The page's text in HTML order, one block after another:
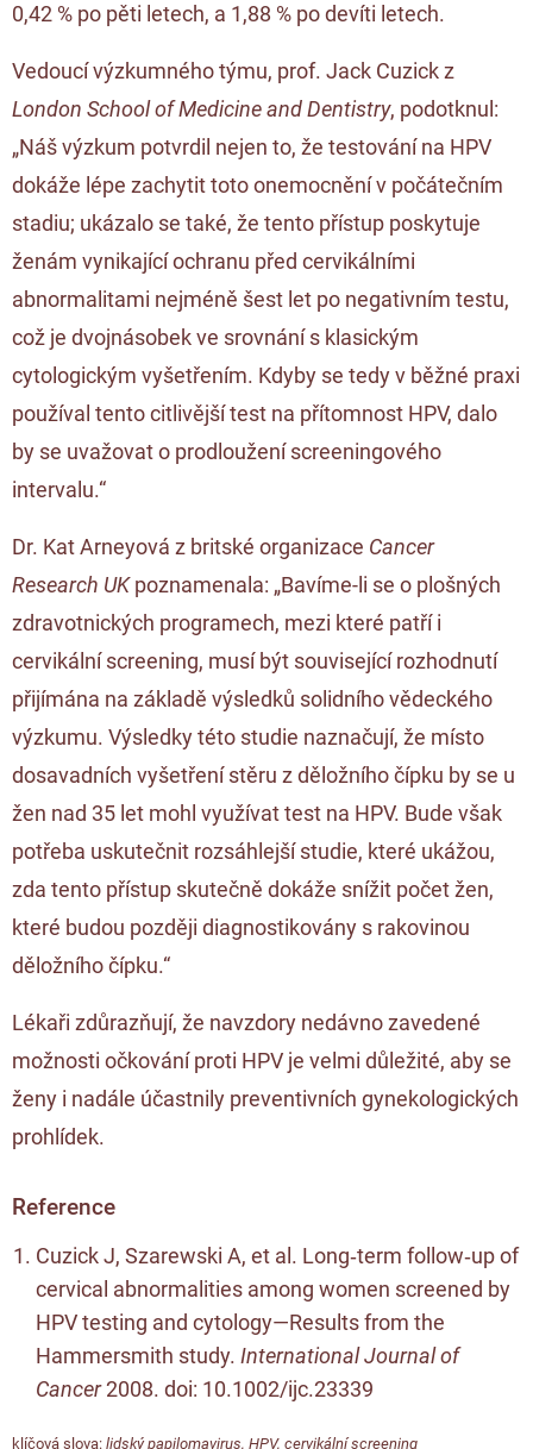
0,42 % po pěti letech, a 1,88 % po devíti letech.
Vedoucí výzkumného týmu, prof. Jack Cuzick z
London School of Medicine and Dentistry, podotknul:
„Náš výzkum potvrdil nejen to, že testování na HPV
dokáže lépe zachytit toto onemocnění v počátečním
stadiu; ukázalo se také, že tento přístup poskytuje
ženám vynikající ochranu před cervikálními
abnormalitami nejméně šest let po negativním testu,
což je dvojnásobek ve srovnání s klasickým
cytologickým vyšetřením. Kdyby se tedy v běžné praxi
používal tento citlivější test na přítomnost HPV, dalo
by se uvažovat o prodloužení screeningového
intervalu.“
Dr. Kat Arneyová z britské organizace Cancer
Research UKpoznamenala: „Bavíme-li se o plošných
zdravotnických programech, mezi které patří i
cervikální screening, musí být související rozhodnutí
přijímána na základě výsledků solidního vědeckého
výzkumu. Výsledky této studie naznačují, že místo
dosavadních vyšetření stěru z děložního čípku by se u
žen nad 35 let mohl využívat test na HPV. Bude však
potřeba uskutečnit rozsáhlejší studie, které ukážou,
zda tento přístup skutečně dokáže snížit počet žen,
které budou později diagnostikovány s rakovinou
děložního čípku.“
Lékaři zdůrazňují, že navzdory nedávno zavedené
možnosti očkování proti HPV je velmi důležité, aby se
ženy i nadále účastnily preventivních gynekologických
prohlídek.
Reference
Cuzick J, Szarewski A, et al. Long‐term follow‐up of
cervical abnormalities among women screened by
HPV testing and cytology—Results from the
Hammersmith study. International Journal of
Cancer2008. doi: 10.1002/ijc.23339
klíčová slova: lidský papilomavirus, HPV, cervikální screening